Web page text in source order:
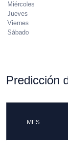
Miércoles
Jueves
Viernes
Sábado
Predicción
MES